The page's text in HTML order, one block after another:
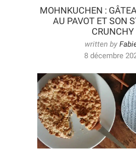
MOHNKUCHEN :
AU PAVOT ET SON
CRUNCHY
written by
8 décembre